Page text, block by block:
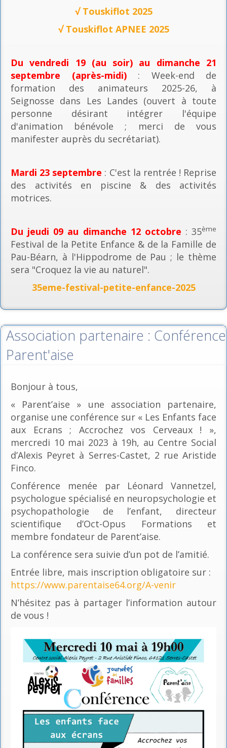
√ Touskiflot 2025
√ Touskiflot APNEE 2025
Du vendredi 19 (au soir) au dimanche 21
septembre (après-midi): Week-end de
formation des animateurs 2025-26, à
Seignosse dans Les Landes (ouvert à toute
personne désirant intégrer l'équipe
d'animation bénévole ; merci de vous
manifester auprès du secrétariat).
Mardi 23 septembre : C'est la rentrée ! Reprise
des activités en piscine & des activités
motrices.
Du jeudi 09 au dimanche 12 octobre : 35ème
Festival de la Petite Enfance & de la Famille de
Pau-Béarn, à l'Hippodrome de Pau ; le thème
sera "Croquez la vie au naturel".
35eme-festival-petite-enfance-2025
Association partenaire : Conférence
Parent'aise
Bonjour à tous,
« Parent’aise » une association partenaire,
organise une conférence sur « Les Enfants face
aux Ecrans ; Accrochez vos Cerveaux ! »,
mercredi 10 mai 2023 à 19h, au Centre Social
d’Alexis Peyret à Serres-Castet, 2 rue Aristide
Finco.
Conférence menée par Léonard Vannetzel,
psychologue spécialisé en neuropsychologie et
psychopathologie de l’enfant, directeur
scientifique d’Oct-Opus Formations et
membre fondateur de Parent’aise.
La conférence sera suivie d’un pot de l’amitié.
Entrée libre, mais inscription obligatoire sur :
https://www.parentaise64.org/A-venir
N’hésitez pas à partager l’information autour
de vous !